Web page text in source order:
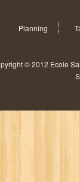
Planning
© 2012 Ecole